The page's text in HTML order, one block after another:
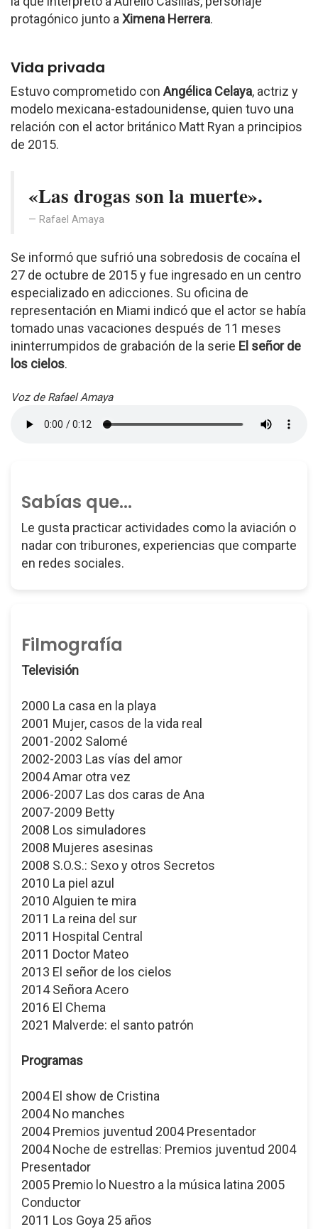
protagónico junto a Ximena Herrera.
Vida privada
Estuvo comprometido con Angélica Celaya, actriz y
modelo mexicana-estadounidense, quien tuvo una
relación con el actor británico Matt Ryan a principios
de 2015.
«Las drogas son la muerte».
Rafael Amaya
Se informó que sufrió una sobredosis de cocaína el
27 de octubre de 2015 y fue ingresado en un centro
especializado en adicciones. Su oficina de
representación en Miami indicó que el actor se había
tomado unas vacaciones después de 11 meses
ininterrumpidos de grabación de la serie El señor de
los cielos.
Voz de Rafael Amaya
Sabías que...
Le gusta practicar actividades como la aviación o
nadar con triburones, experiencias que comparte
en redes sociales.
Filmografía
Televisión
2000 La casa en la playa
2001 Mujer, casos de la vida real
2001-2002 Salomé
2002-2003 Las vías del amor
2004 Amar otra vez
2006-2007 Las dos caras de Ana
2007-2009 Betty
2008 Los simuladores
2008 Mujeres asesinas
2008 S.O.S.: Sexo y otros Secretos
2010 La piel azul
2010 Alguien te mira
2011 La reina del sur
2011 Hospital Central
2011 Doctor Mateo
2013 El señor de los cielos
2014 Señora Acero
2016 El Chema
2021 Malverde: el santo patrón
Programas
2004 El show de Cristina
2004 No manches
2004 Premios juventud 2004 Presentador
2004 Noche de estrellas: Premios juventud 2004
Presentador
2005 Premio lo Nuestro a la música latina 2005
Conductor
2011 Los Goya 25 años